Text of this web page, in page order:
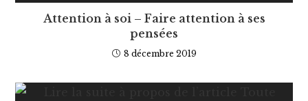
Attention à soi – Faire attention à ses
pensées
8 décembre 2019